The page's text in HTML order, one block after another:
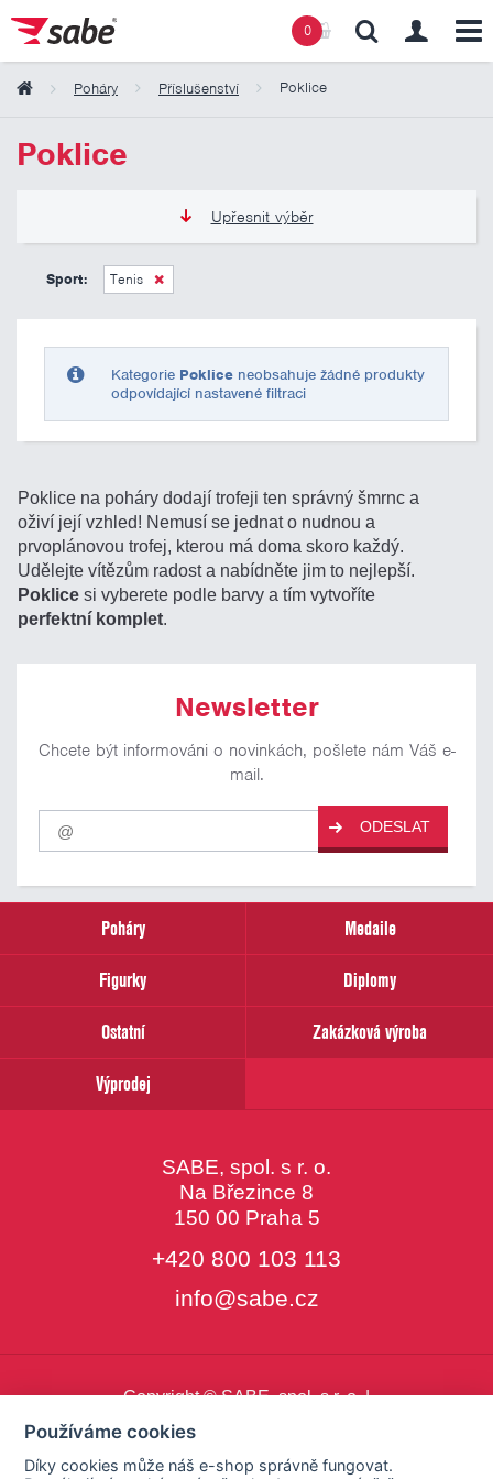
0
Poháry Příslušenství Poklice
Poklice
Upřesnit výběr
0 Kč
Sport: Tenis
Kategorie Poklice neobsahuje žádné produkty
odpovídající nastavené filtraci
Poklice na poháry dodají trofeji ten správný šmrnc a
oživí její vzhled! Nemusí se jednat o nudnou a
prvoplánovou trofej, kterou má doma skoro každý.
Udělejte vítězům radost a nabídněte jim to nejlepší.
Poklice si vyberete podle barvy a tím vytvoříte
perfektní komplet.
Newsletter
Chcete být informováni o novinkách, pošlete nám Váš e-
mail.
Pro
odběr
našich
email
ODESLAT
Poháry
Medaile
Figurky
Diplomy
Ostatní
Zakázková výroba
Výprodej
SABE, spol. s r. o.
Na Březince 8
150 00 Praha 5
+420 800 103 113
info@sabe.cz
Copyright © SABE, spol. s r. o. |
Obsah košíku
Používáme cookies
Díky cookies může náš e-shop správně fungovat.